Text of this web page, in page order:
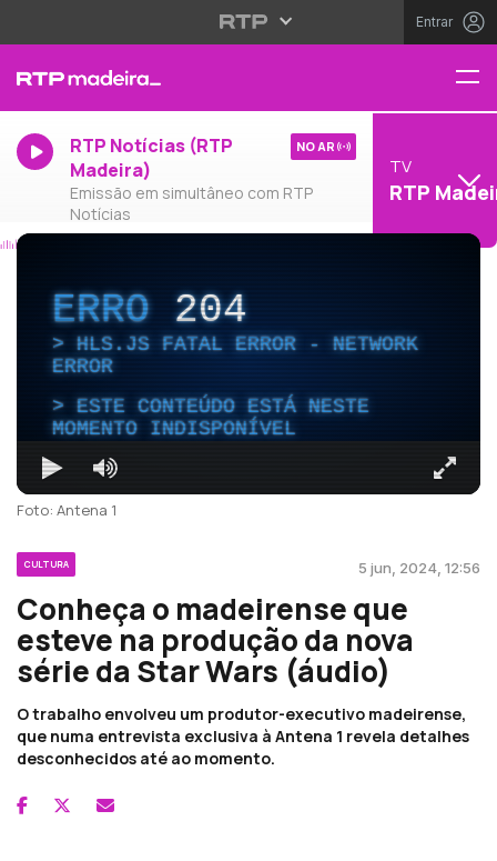
Entrar
RTP Notícias (RTP
Madeira)
Emissão em simultâneo com RTP
Notícias
NO AR
TV
RTP
ERRO204
HLS.JS FATAL ERROR - NETWORK
ERROR
ESTE CONTEÚDO ESTÁ NESTE
MOMENTO INDISPONÍVEL
Foto: Antena 1
CULTURA 5 jun, 2024, 12:56
Conheça o madeirense que
esteve na produção da nova
série da Star Wars (áudio)
O trabalho envolveu um produtor-executivo madeirense,
que numa entrevista exclusiva à Antena 1 revela detalhes
desconhecidos até ao momento.